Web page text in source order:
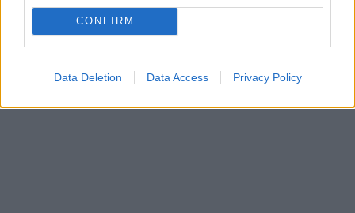
CONFIRM
Data Deletion Data Access Privacy Policy